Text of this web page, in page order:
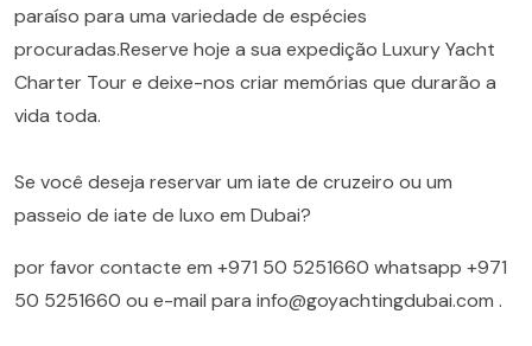
paraíso para uma variedade de espécies
procuradas.Reserve hoje a sua expedição Luxury Yacht
Charter Tour e deixe-nos criar memórias que durarão a
vida toda.
Se você deseja reservar um iate de cruzeiro ou um
passeio de iate de luxo em Dubai?
por favor contacte em +971 50 5251660 whatsapp +971
50 5251660 ou e-mail para info@goyachtingdubai.com .